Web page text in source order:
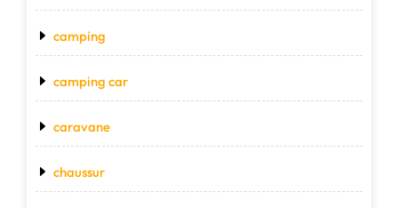
camping
camping car
caravane
chaussur